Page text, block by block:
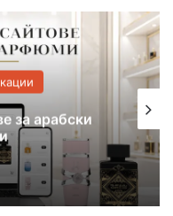
на Хасково